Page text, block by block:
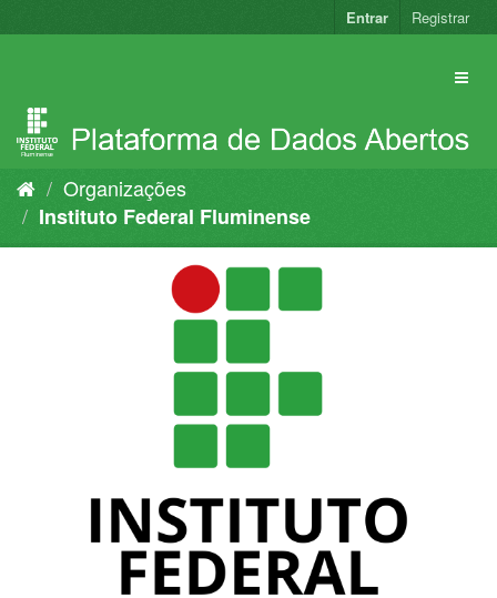
para
Entrar Registrar
Organizações
Instituto Federal Fluminense